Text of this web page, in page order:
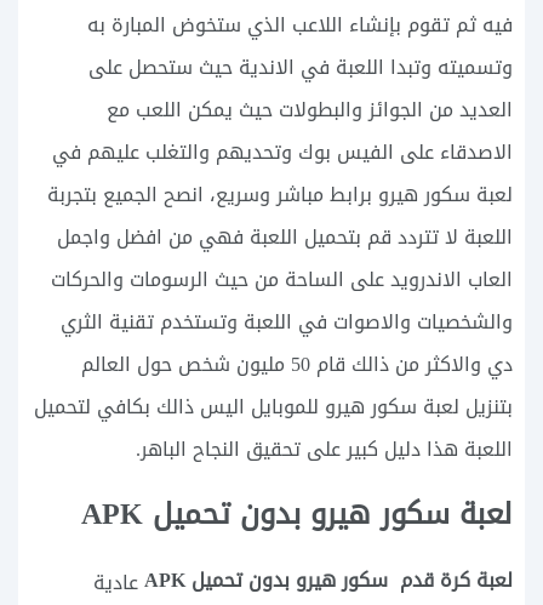
فيه ثم تقوم بإنشاء اللاعب الذي ستخوض المبارة به
وتسميته وتبدا اللعبة في الاندية حيث ستحصل على
العديد من الجوائز والبطولات حيث يمكن اللعب مع
الاصدقاء على الفيس بوك وتحديهم والتغلب عليهم في
لعبة سكور هيرو برابط مباشر وسريع، انصح الجميع بتجربة
اللعبة لا تتردد قم بتحميل اللعبة فهي من افضل واجمل
العاب الاندرويد على الساحة من حيث الرسومات والحركات
والشخصيات والاصوات في اللعبة وتستخدم تقنية الثري
دي والاكثر من ذالك قام 50 مليون شخص حول العالم
بتنزيل لعبة سكور هيرو للموبايل اليس ذالك بكافي لتحميل
اللعبة هذا دليل كبير على تحقيق النجاح الباهر.
لعبة سكور هيرو بدون تحميل APK
لعبة كرة قدم سكور هيرو بدون تحميل APK
عادية